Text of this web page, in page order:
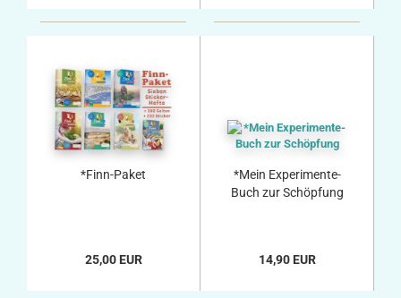
*Finn-Paket
25,00 EUR
*Mein Experimente-
Buch zur Schöpfung
14,90 EUR